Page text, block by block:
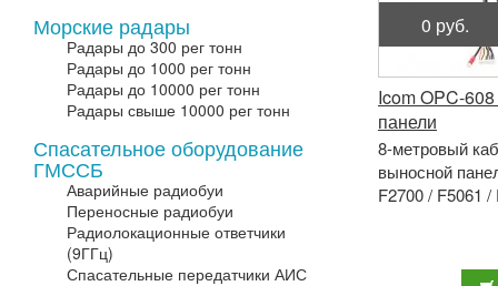
Морские радары
Радары до 300 рег тонн
Радары до 1000 рег тонн
Радары до 10000 рег тонн
Радары свыше 10000 рег тонн
Спасательное оборудование
ГМССБ
Аварийные радиобуи
Переносные радиобуи
Радиолокационные ответчики
(9ГГц)
Спасательные передатчики АИС
0 руб.
Icom OPC-
панели
8-метровый
выносной
F2700 / F5061 /